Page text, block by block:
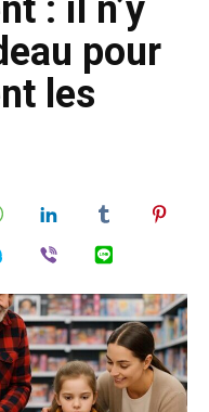
: il n’y
pour
les